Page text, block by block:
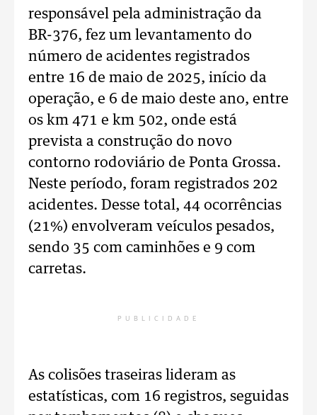
responsável pela administração da
BR-376, fez um levantamento do
número de acidentes registrados
entre 16 de maio de 2025, início da
operação, e 6 de maio deste ano, entre
os km 471 e km 502, onde está
prevista a construção do novo
contorno rodoviário de Ponta Grossa.
Neste período, foram registrados 202
acidentes. Desse total, 44 ocorrências
(21%) envolveram veículos pesados,
sendo 35 com caminhões e 9 com
carretas.
PUBLICIDADE
As colisões traseiras lideram as
estatísticas, com 16 registros, seguidas